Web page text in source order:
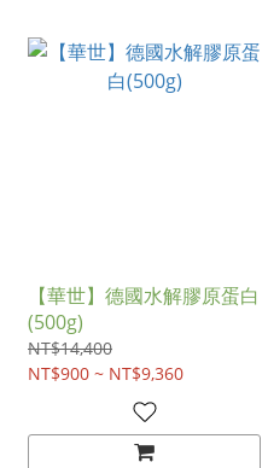
【華世】德國水解膠原蛋白
(500g)
NT$14,400
NT$900 ~ NT$9,360